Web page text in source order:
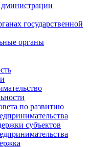
государственной
органы
по развитию
субъектов